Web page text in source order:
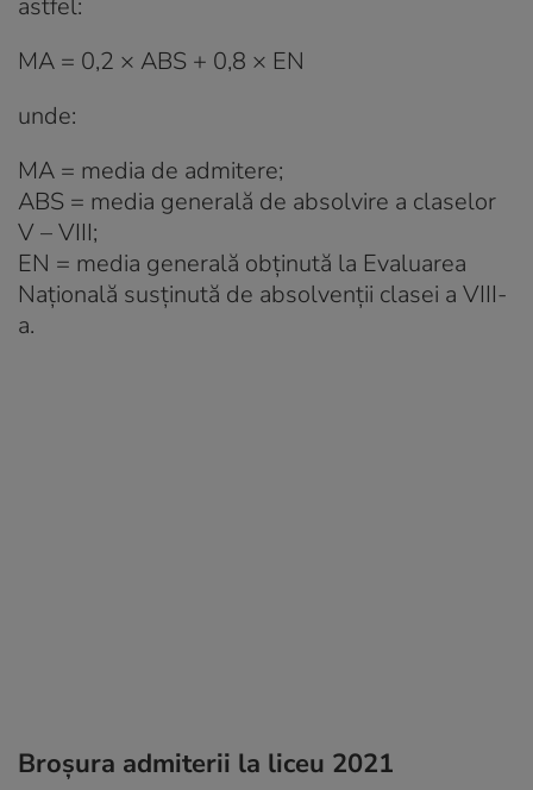
MA = 0,2 × ABS + 0,8 × EN
unde:
MA = media de admitere;
ABS = media generală de absolvire a claselor
V – VIII;
EN = media generală obţinută la Evaluarea
Naţională susţinută de absolvenţii clasei a VIII-
a.
Broșura admiterii la liceu 2021